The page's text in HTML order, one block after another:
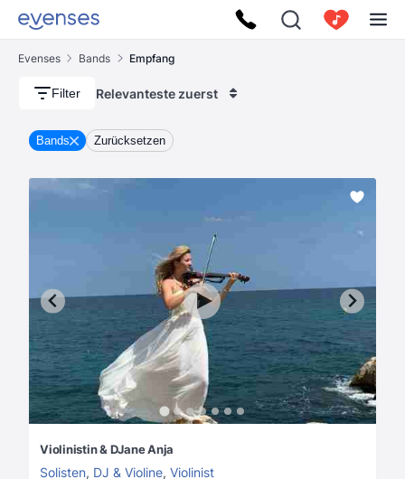
Evenses Bands Empfang
Filter Relevanteste zuerst
Bands Zurücksetzen
Violinistin & DJane Anja
Solisten, DJ & Violine, Violinist